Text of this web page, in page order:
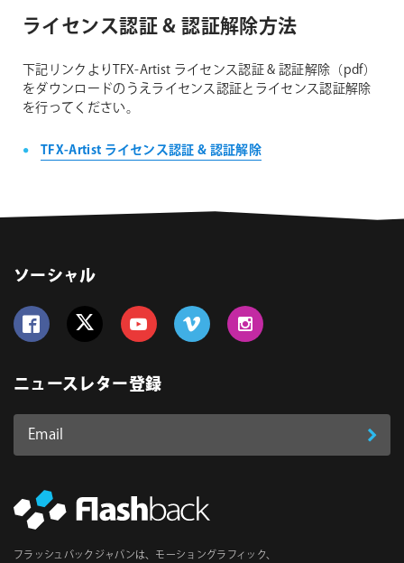
ライセンス認証 & 認証解除方法
下記リンクよりTFX-Artist ライセンス認証 & 認証解除（pdf）
をダウンロードのうえライセンス認証とライセンス認証解除
を行ってください。
TFX-Artist ライセンス認証 & 認証解除
ソーシャル
ニュースレター登録
Email
ス
必
登
フラッシュバックジャパンは、モーショングラフィック、